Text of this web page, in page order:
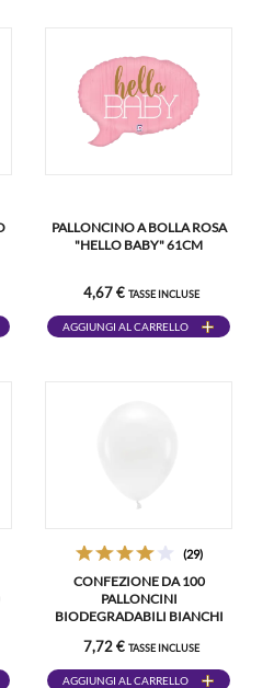
PALLONCINO A BOLLA ROSA
"HELLO BABY" 61CM
4,67 € TASSE INCLUSE
AGGIUNGI AL CARRELLO
(29)
CONFEZIONE DA 100
PALLONCINI
BIODEGRADABILI BIANCHI
7,72 € TASSE INCLUSE
AGGIUNGI AL CARRELLO